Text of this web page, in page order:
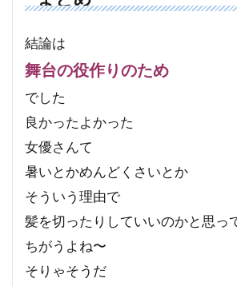
結論は
舞台の役作りのため
でした
良かったよかった
女優さんて
暑いとかめんどくさいとか
そういう理由で
髪を切ったりしていいのかと思っ
ちがうよね〜
そりゃそうだ